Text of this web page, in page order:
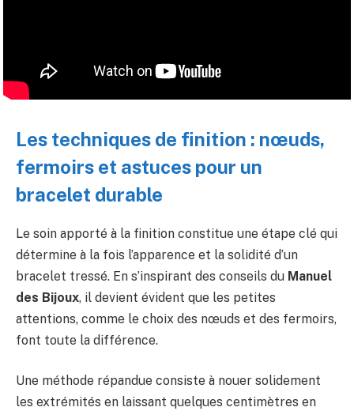
Les techniques de finition : nœuds,
fermoirs et astuces pour un
bracelet durable
Le soin apporté à la finition constitue une étape clé qui
détermine à la fois l’apparence et la solidité d’un
bracelet tressé. En s’inspirant des conseils du Manuel
des Bijoux, il devient évident que les petites
attentions, comme le choix des nœuds et des fermoirs,
font toute la différence.
Une méthode répandue consiste à nouer solidement
les extrémités en laissant quelques centimètres en